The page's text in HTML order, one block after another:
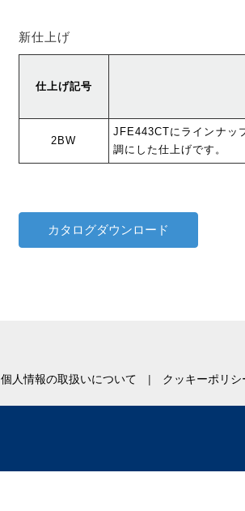
新仕上げ
仕上げ記号
2BW
JFE443CTにラインナッ
調にした仕上げです。
カタログダウンロード
個人情報の取扱いについて クッキーポリシ